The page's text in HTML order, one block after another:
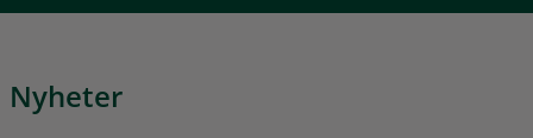
Nyheter